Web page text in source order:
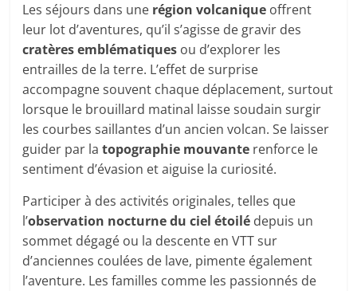
Les séjours dans une région volcanique offrent
leur lot d’aventures, qu’il s’agisse de gravir des
cratères emblématiques ou d’explorer les
entrailles de la terre. L’effet de surprise
accompagne souvent chaque déplacement, surtout
lorsque le brouillard matinal laisse soudain surgir
les courbes saillantes d’un ancien volcan. Se laisser
guider par latopographie mouvante renforce le
sentiment d’évasion et aiguise la curiosité.
Participer à des activités originales, telles que
l’observation nocturne du ciel étoilé depuis un
sommet dégagé ou la descente en VTT sur
d’anciennes coulées de lave, pimente également
l’aventure. Les familles comme les passionnés de